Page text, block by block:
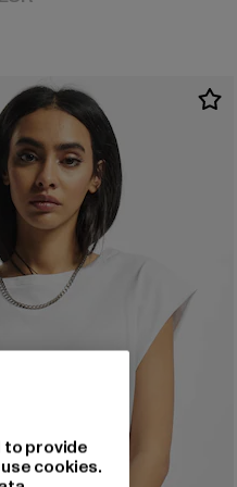
to provide
cookies.